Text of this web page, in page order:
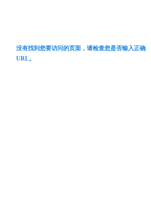
没有找到您要访问的页面，请检查您是否输入正确
URL。